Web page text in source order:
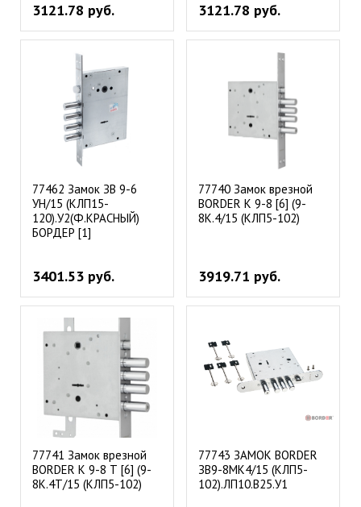
3121.78 руб. 3121.78 руб.
77462 Замок ЗВ 9-6
УН/15 (КЛП15-
120).У2(Ф.КРАСНЫЙ)
БОРДЕР [1]
3401.53 руб.
77740 Замок врезной
BORDER К 9-8 [6] (9-
8К.4/15 (КЛП5-102)
3919.71 руб.
77741 Замок врезной
BORDER K 9-8 Т [6] (9-
8К.4Т/15 (КЛП5-102)
77743 ЗАМОК ВОRDЕR
ЗВ9-8МК4/15 (КЛП5-
102).ЛП10.В25.У1